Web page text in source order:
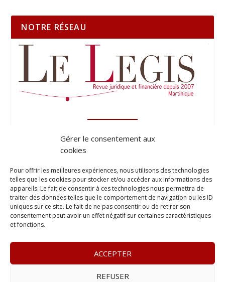
Gérer le consentement aux
cookies
Pour offrir les meilleures expériences, nous utilisons des technologies
telles que les cookies pour stocker et/ou accéder aux informations des
appareils. Le fait de consentir à ces technologies nous permettra de
traiter des données telles que le comportement de navigation ou les ID
uniques sur ce site. Le fait de ne pas consentir ou de retirer son
consentement peut avoir un effet négatif sur certaines caractéristiques
et fonctions.
ACCEPTER
REFUSER
NOTRE RÉSEAU
– www.leprobant.fr –